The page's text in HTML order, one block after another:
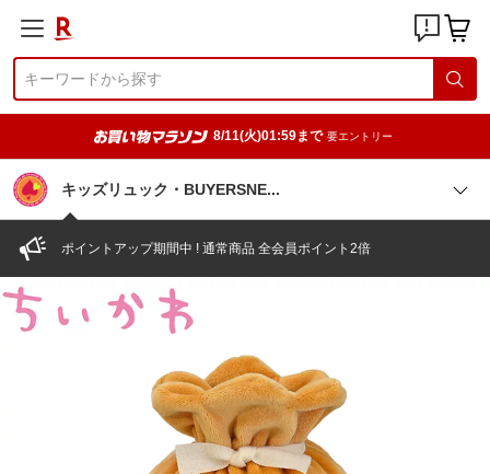
8/11(火)01:59まで 要エントリー
キッズリュック・BUYERSNE
ポイントアップ期間中 ! 通常商品 全会員ポイント2倍